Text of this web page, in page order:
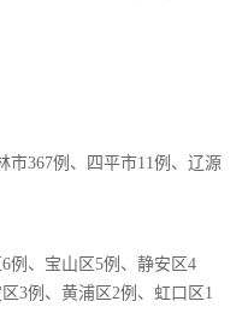
市367例、四平市11例、辽源
例、宝山区5例、静安区4
3例、黄浦区2例、虹口区1